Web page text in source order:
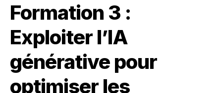
Formation 3 :
Exploiter l’IA
générative pour
optimiser les